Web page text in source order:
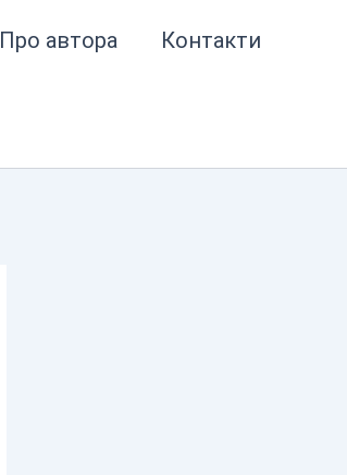
Про автора Контакти